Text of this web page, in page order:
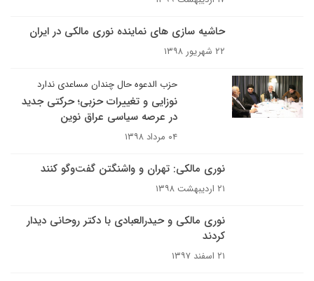
حاشیه سازی های نماینده نوری مالکی در ایران
۲۲ شهریور ۱۳۹۸
حزب الدعوه حال چندان مساعدی ندارد
نوزایی و تغییرات حزبی؛ حرکتی جدید
در عرصه سیاسی عراق نوین
۰۴ مرداد ۱۳۹۸
نوری مالکی: تهران و واشنگتن گفت‌وگو کنند
۲۱ اردیبهشت ۱۳۹۸
نوری مالکی و حیدرالعبادی با دکتر روحانی دیدار
کردند
۲۱ اسفند ۱۳۹۷